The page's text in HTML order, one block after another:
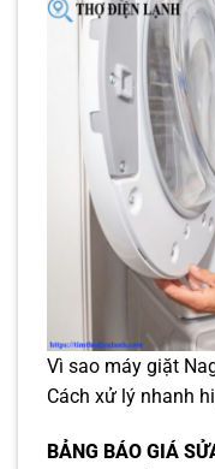
Vì sao máy giặt
Cách xử lý nhanh
BẢNG BÁO GIÁ